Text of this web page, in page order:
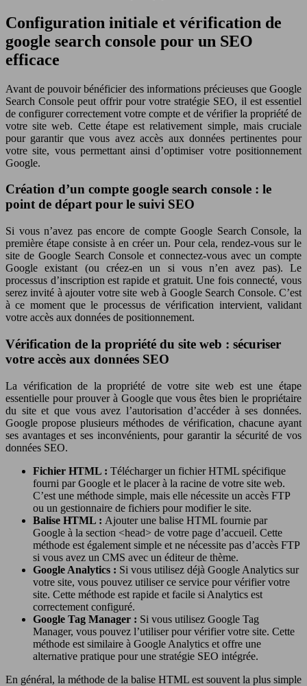
Configuration initiale et vérification de
google search console pour un SEO
efficace
Avant de pouvoir bénéficier des informations précieuses que Google
Search Console peut offrir pour votre stratégie SEO, il est essentiel
de configurer correctement votre compte et de vérifier la propriété de
votre site web. Cette étape est relativement simple, mais cruciale
pour garantir que vous avez accès aux données pertinentes pour
votre site, vous permettant ainsi d’optimiser votre positionnement
Google.
Création d’un compte google search console : le
point de départ pour le suivi SEO
Si vous n’avez pas encore de compte Google Search Console, la
première étape consiste à en créer un. Pour cela, rendez-vous sur le
site de Google Search Console et connectez-vous avec un compte
Google existant (ou créez-en un si vous n’en avez pas). Le
processus d’inscription est rapide et gratuit. Une fois connecté, vous
serez invité à ajouter votre site web à Google Search Console. C’est
à ce moment que le processus de vérification intervient, validant
votre accès aux données de positionnement.
Vérification de la propriété du site web : sécuriser
votre accès aux données SEO
La vérification de la propriété de votre site web est une étape
essentielle pour prouver à Google que vous êtes bien le propriétaire
du site et que vous avez l’autorisation d’accéder à ses données.
Google propose plusieurs méthodes de vérification, chacune ayant
ses avantages et ses inconvénients, pour garantir la sécurité de vos
données SEO.
Fichier HTML : Télécharger un fichier HTML spécifique
fourni par Google et le placer à la racine de votre site web.
C’est une méthode simple, mais elle nécessite un accès FTP
ou un gestionnaire de fichiers pour modifier le site.
Balise HTML : Ajouter une balise HTML fournie par
Google à la section <head> de votre page d’accueil. Cette
méthode est également simple et ne nécessite pas d’accès FTP
si vous avez un CMS avec un éditeur de thème.
Google Analytics : Si vous utilisez déjà Google Analytics sur
votre site, vous pouvez utiliser ce service pour vérifier votre
site. Cette méthode est rapide et facile si Analytics est
correctement configuré.
Google Tag Manager : Si vous utilisez Google Tag
Manager, vous pouvez l’utiliser pour vérifier votre site. Cette
méthode est similaire à Google Analytics et offre une
alternative pratique pour une stratégie SEO intégrée.
En général, la méthode de la balise HTML est souvent la plus simple